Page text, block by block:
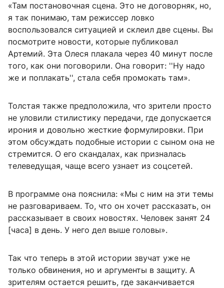
«Там постановочная сцена. Это не договорняк, но,
я так понимаю, там режиссер ловко
воспользовался ситуацией и склеил две сцены. Вы
посмотрите новости, которые публиковал
Артемий. Эта Олеся плакала через 40 минут после
того, как они поговорили. Она говорит: ''Ну надо
же и поплакать'', стала себя промокать там».
Толстая также предположила, что зрители просто
не уловили стилистику передачи, где допускается
ирония и довольно жесткие формулировки. При
этом обсуждать подобные истории с сыном она не
стремится. О его скандалах, как призналась
телеведущая, чаще всего узнает из соцсетей.
В программе она пояснила: «Мы с ним на эти темы
не разговариваем. То, что он хочет рассказать, он
рассказывает в своих новостях. Человек занят 24
[часа] в день. У него дел выше головы».
Так что теперь в этой истории звучат уже не
только обвинения, но и аргументы в защиту. А
зрителям остается решить, где заканчивается